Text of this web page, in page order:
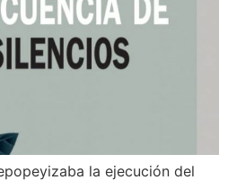
la ejecución del